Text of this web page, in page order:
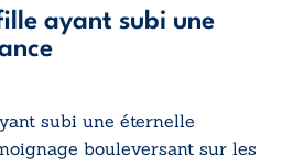
ayant subi une
subi une éternelle
bouleversant sur les